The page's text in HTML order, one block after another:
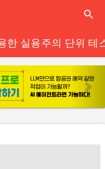
close
search
한 실용주의 단위 테
e
x